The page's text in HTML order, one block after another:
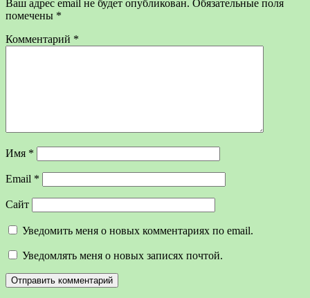
Ваш адрес email не будет опубликован. Обязательные поля
помечены *
Комментарий *
Имя *
Email *
Сайт
Уведомить меня о новых комментариях по email.
Уведомлять меня о новых записях почтой.